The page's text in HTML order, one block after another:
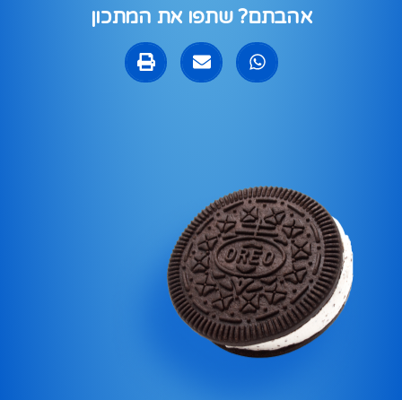
אהבתם? שתפו את המתכון